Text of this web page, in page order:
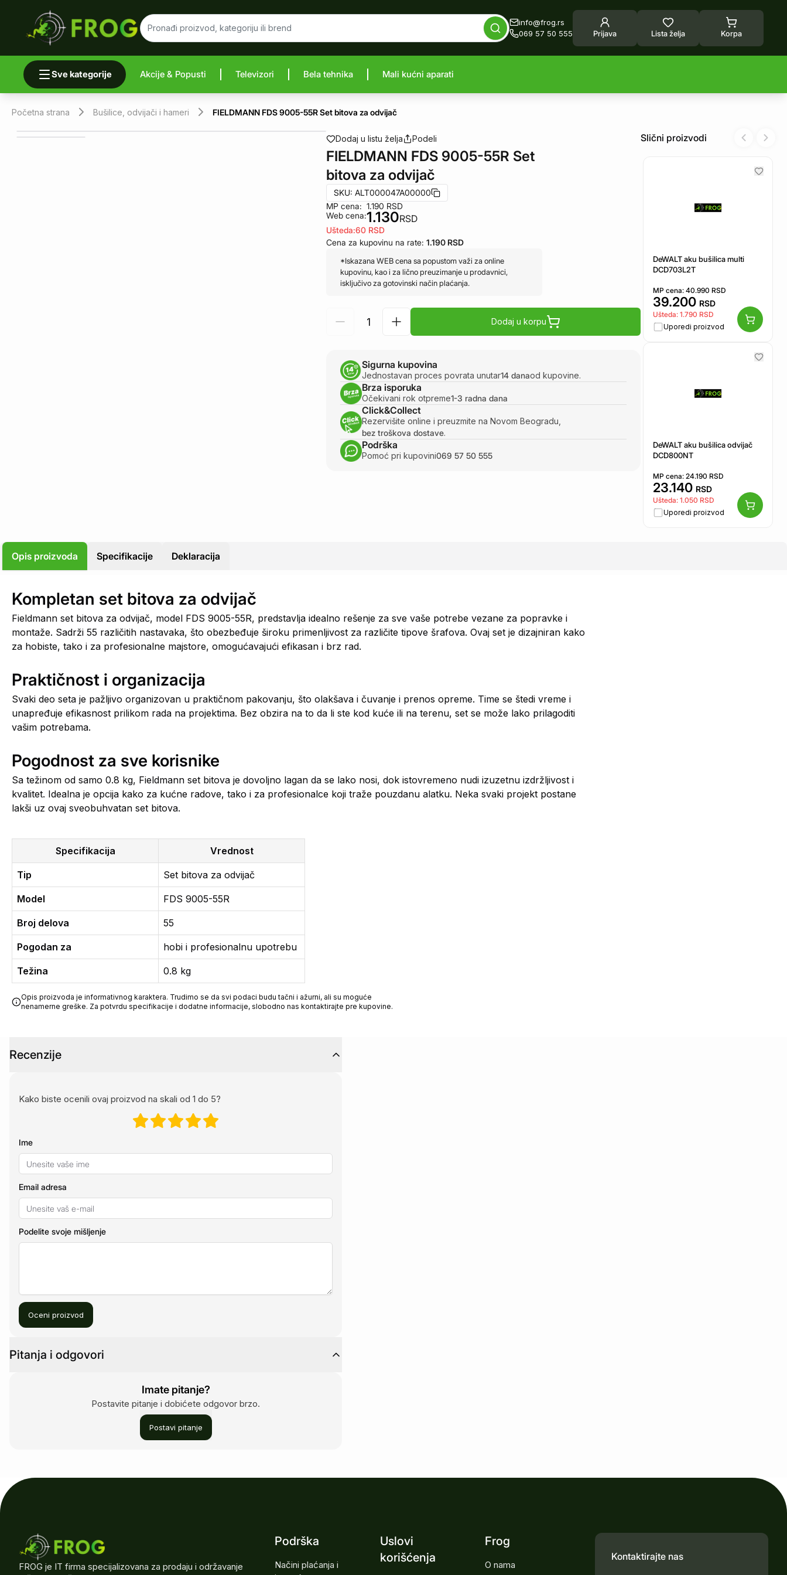
info@frog.rs
069 57 50 555
Prijava Lista želja Korpa
Sve kategorije Akcije & Popusti Televizori Bela tehnika Mali kućni aparati
Početna strana Bušilice, odvijači i hameri FIELDMANN FDS 9005-55R Set bitova za odvijač
Dodaj u listu želja Podeli
FIELDMANN FDS 9005-55R Set
bitova za odvijač
SKU: ALT000047A00000
MP cena:
Web cena:
1.190 RSD
1.130RSD
Ušteda:60 RSD
Cena za kupovinu na rate: 1.190 RSD
*Iskazana WEB cena sa popustom važi za online
kupovinu, kao i za lično preuzimanje u prodavnici,
isključivo za gotovinski način plaćanja.
Dodaj u korpu
Sigurna kupovina
Jednostavan proces povrata unutar14 danaod kupovine.
Brza isporuka
Očekivani rok otpreme1-3 radna dana
Click&Collect
Rezervišite online i preuzmite na Novom Beogradu,
bez troškova dostave.
Podrška
Pomoć pri kupovini069 57 50 555
Slični proizvodi
DeWALT aku bušilica multi
DCD703L2T
MP cena: 40.990 RSD
39.200 RSD
Ušteda: 1.790 RSD
Uporedi proizvod
DeWALT aku bušilica odvijač
DCD800NT
MP cena: 24.190 RSD
23.140 RSD
Ušteda: 1.050 RSD
Uporedi proizvod
Previous
Next
Opis proizvoda Specifikacije Deklaracija
Kompletan set bitova za odvijač
Fieldmann set bitova za odvijač, model FDS 9005-55R, predstavlja idealno rešenje za sve vaše potrebe vezane za popravke i
montaže. Sadrži 55 različitih nastavaka, što obezbeđuje široku primenljivost za različite tipove šrafova. Ovaj set je dizajniran kako
za hobiste, tako i za profesionalne majstore, omogućavajući efikasan i brz rad.
Praktičnost i organizacija
Svaki deo seta je pažljivo organizovan u praktičnom pakovanju, što olakšava i čuvanje i prenos opreme. Time se štedi vreme i
unapređuje efikasnost prilikom rada na projektima. Bez obzira na to da li ste kod kuće ili na terenu, set se može lako prilagoditi
vašim potrebama.
Pogodnost za sve korisnike
Sa težinom od samo 0.8 kg, Fieldmann set bitova je dovoljno lagan da se lako nosi, dok istovremeno nudi izuzetnu izdržljivost i
kvalitet. Idealna je opcija kako za kućne radove, tako i za profesionalce koji traže pouzdanu alatku. Neka svaki projekt postane
lakši uz ovaj sveobuhvatan set bitova.
Specifikacija Vrednost
Tip Set bitova za odvijač
Model FDS 9005-55R
Broj delova 55
Pogodan za hobi i profesionalnu upotrebu
Težina 0.8 kg
Opis proizvoda je informativnog karaktera. Trudimo se da svi podaci budu tačni i ažurni, ali su moguće
nenamerne greške. Za potvrdu specifikacije i dodatne informacije, slobodno nas kontaktirajte pre kupovine.
Recenzije
Kako biste ocenili ovaj proizvod na skali od 1 do 5?
Ime
Email adresa
Podelite svoje mišljenje
Oceni proizvod
Pitanja i odgovori
Imate pitanje?
Postavite pitanje i dobićete odgovor brzo.
Postavi pitanje
FROG je IT firma specijalizovana za prodaju i održavanje
Podrška
Načini plaćanja i
Uslovi
korišćenja
Frog
O nama
Kontaktirajte nas